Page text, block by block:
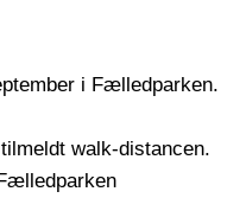
i Fælledparken.
walk-distancen.